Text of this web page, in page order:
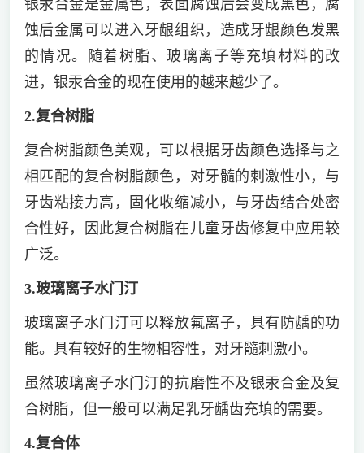
银汞合金是金属色，表面腐蚀后会变成黑色，腐
蚀后金属可以进入牙龈组织，造成牙龈颜色发黑
的情况。随着树脂、玻璃离子等充填材料的改
进，银汞合金的现在使用的越来越少了。
2.复合树脂
复合树脂颜色美观，可以根据牙齿颜色选择与之
相匹配的复合树脂颜色，对牙髓的刺激性小，与
牙齿粘接力高，固化收缩减小，与牙齿结合处密
合性好，因此复合树脂在儿童牙齿修复中应用较
广泛。
3.玻璃离子水门汀
玻璃离子水门汀可以释放氟离子，具有防龋的功
能。具有较好的生物相容性，对牙髓刺激小。
虽然玻璃离子水门汀的抗磨性不及银汞合金及复
合树脂，但一般可以满足乳牙龋齿充填的需要。
4.复合体